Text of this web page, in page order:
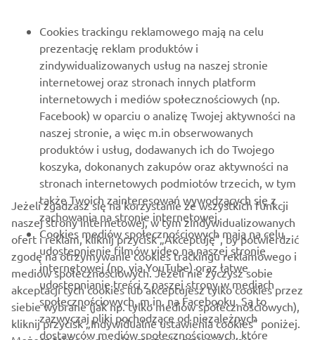
WIĘCEJ YAMAHA
WSPARCIE
NEWSLETTER
Bądź na bieżąco z informacjami o najnowszych ofertach,
wydarzeniach specjalnych, nowościach i nie tylko
SUBSKRYBUJ
Przeczytaj naszą Politykę prywatności, aby dowiedzieć się, jak
przetwarzamy Twoje dane osobowe: Polityka Prywatności
Cookies trackingu reklamowego mają na celu
prezentację reklam produktów i
zindywidualizowanych usług na naszej stronie
internetowej oraz stronach innych platform
internetowych i mediów społecznościowych (np.
Facebook) w oparciu o analizę Twojej aktywności na
naszej stronie, a więc m.in obserwowanych
produktów i usług, dodawanych ich do Twojego
koszyka, dokonanych zakupów oraz aktywności na
stronach internetowych podmiotów trzecich, w tym
także Twoich zainteresowań wywodzących się z
zachowania na stronie internetowej.
Cookies mediów społecznościowych mają na celu
udostepnienie filmów video na naszej stronie
internetowej (np. via YouTube) oraz łatwe
udostepnianie treści z naszej strony w mediach
społecznościowych, m.in. na Facebooku. Są to
zazwyczaj pliki pochodzące od niezależnych
dostawców mediów społecznościowych, które
Jeżeli zgadzasz się na korzystanie ze wszystkich funkcji
naszej strony internetowej, w tym zindywidualizowanych
ofert i reklam, kliknij przycisk „Akceptuję”, by potwierdzić
zgodę na otrzymywanie cookies trackingu reklamowego i
mediów społecznościowych. Jeżeli nie życzysz sobie
akceptacji tych cookies lub akceptujesz tylko cookies przez
siebie wybrane (jak np. tylko mediów społecznościowych),
kliknij przycisk „Indywidualne ustawienia cookies” poniżej.
Możesz także w dowolnym czasie zmienić swoje